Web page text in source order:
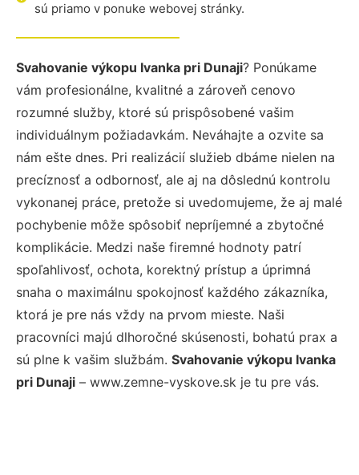
sú priamo v ponuke webovej stránky.
Svahovanie výkopu Ivanka pri Dunaji? Ponúkame
vám profesionálne, kvalitné a zároveň cenovo
rozumné služby, ktoré sú prispôsobené vašim
individuálnym požiadavkám. Neváhajte a ozvite sa
nám ešte dnes. Pri realizácií služieb dbáme nielen na
precíznosť a odbornosť, ale aj na dôslednú kontrolu
vykonanej práce, pretože si uvedomujeme, že aj malé
pochybenie môže spôsobiť nepríjemné a zbytočné
komplikácie. Medzi naše firemné hodnoty patrí
spoľahlivosť, ochota, korektný prístup a úprimná
snaha o maximálnu spokojnosť každého zákazníka,
ktorá je pre nás vždy na prvom mieste. Naši
pracovníci majú dlhoročné skúsenosti, bohatú prax a
sú plne k vašim službám. Svahovanie výkopu Ivanka
pri Dunaji – www.zemne-vyskove.sk je tu pre vás.